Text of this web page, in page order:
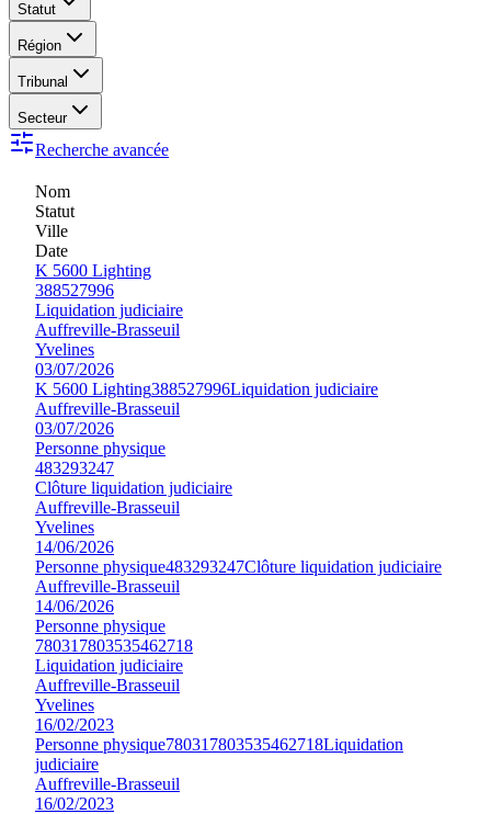
Statut
Région
Tribunal
Secteur
Recherche avancée
Nom
Statut
Ville
Date
K 5600 Lighting
388527996
Liquidation judiciaire
Auffreville-Brasseuil
Yvelines
03/07/2026
K 5600 Lighting388527996Liquidation judiciaire
Auffreville-Brasseuil
03/07/2026
Personne physique
483293247
Clôture liquidation judiciaire
Auffreville-Brasseuil
Yvelines
14/06/2026
Personne physique483293247Clôture liquidation judiciaire
Auffreville-Brasseuil
14/06/2026
Personne physique
780317803535462718
Liquidation judiciaire
Auffreville-Brasseuil
Yvelines
16/02/2023
Personne physique780317803535462718Liquidation
judiciaire
Auffreville-Brasseuil
16/02/2023